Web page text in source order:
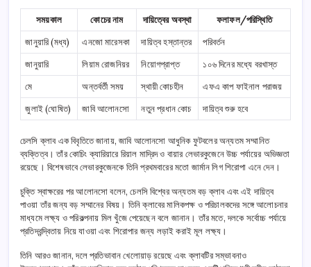
সময়কাল কোচের নাম দায়িত্বের অবস্থা
ফলাফল/পরিস্থিতি
জানুয়ারি (মধ্য)
এনজো মারেসকা দায়িত্ব হস্তান্তর
পরিবর্তন
জানুয়ারি
লিয়াম রোজনিয়র নিয়োগপ্রাপ্ত
১০৬ দিনের মধ্যে বরখাস্ত
মে
অন্তর্বর্তী সময় স্থায়ী কোচহীন
এফএ কাপ ফাইনাল পরাজয়
জুলাই (ঘোষিত)
জাবি আলোনসো নতুন প্রধান কোচ দায়িত্ব শুরু হবে
চেলসি ক্লাব এক বিবৃতিতে জানায়, জাবি আলোনসো আধুনিক ফুটবলের অন্যতম সম্মানিত
ব্যক্তিত্ব। তাঁর কোচিং ক্যারিয়ারে রিয়াল মাদ্রিদ ও বায়ার লেভারকুজেনে উচ্চ পর্যায়ের অভিজ্ঞতা
রয়েছে। বিশেষভাবে লেভারকুজেনকে তিনি প্রথমবারের মতো জার্মান লিগ শিরোপা এনে দেন।
চুক্তি স্বাক্ষরের পর আলোনসো বলেন, চেলসি বিশ্বের অন্যতম বড় ক্লাব এবং এই দায়িত্ব
পাওয়া তাঁর জন্য বড় সম্মানের বিষয়। তিনি ক্লাবের মালিকপক্ষ ও পরিচালকদের সঙ্গে আলোচনার
মাধ্যমে লক্ষ্য ও পরিকল্পনায় মিল খুঁজে পেয়েছেন বলে জানান। তাঁর মতে, দলকে সর্বোচ্চ পর্যায়ে
প্রতিদ্বন্দ্বিতায় নিয়ে যাওয়া এবং শিরোপার জন্য লড়াই করাই মূল লক্ষ্য।
তিনি আরও জানান, দলে প্রতিভাবান খেলোয়াড় রয়েছে এবং ক্লাবটির সম্ভাবনাও